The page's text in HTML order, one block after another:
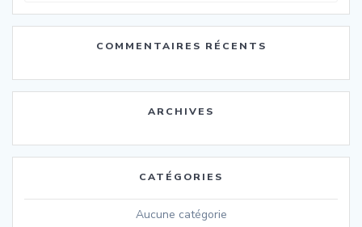
:
COMMENTAIRES RÉCENTS
ARCHIVES
CATÉGORIES
Aucune catégorie